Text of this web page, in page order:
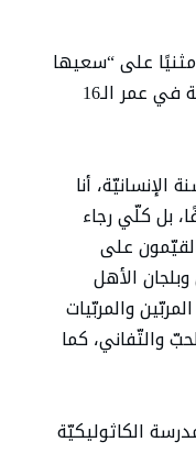
على “سعيها
لتأمين مصلحة التّلامذة في زمن الأزمات”، مقدّمًا اقتراحًا بشأن “إنهاء المرحلة الثّانويّة في عمر الـ16
أنا
بل كلّي رجاء
على
الأهل
والمربّيات
والتّفاني، كما
الكاثوليكيّة